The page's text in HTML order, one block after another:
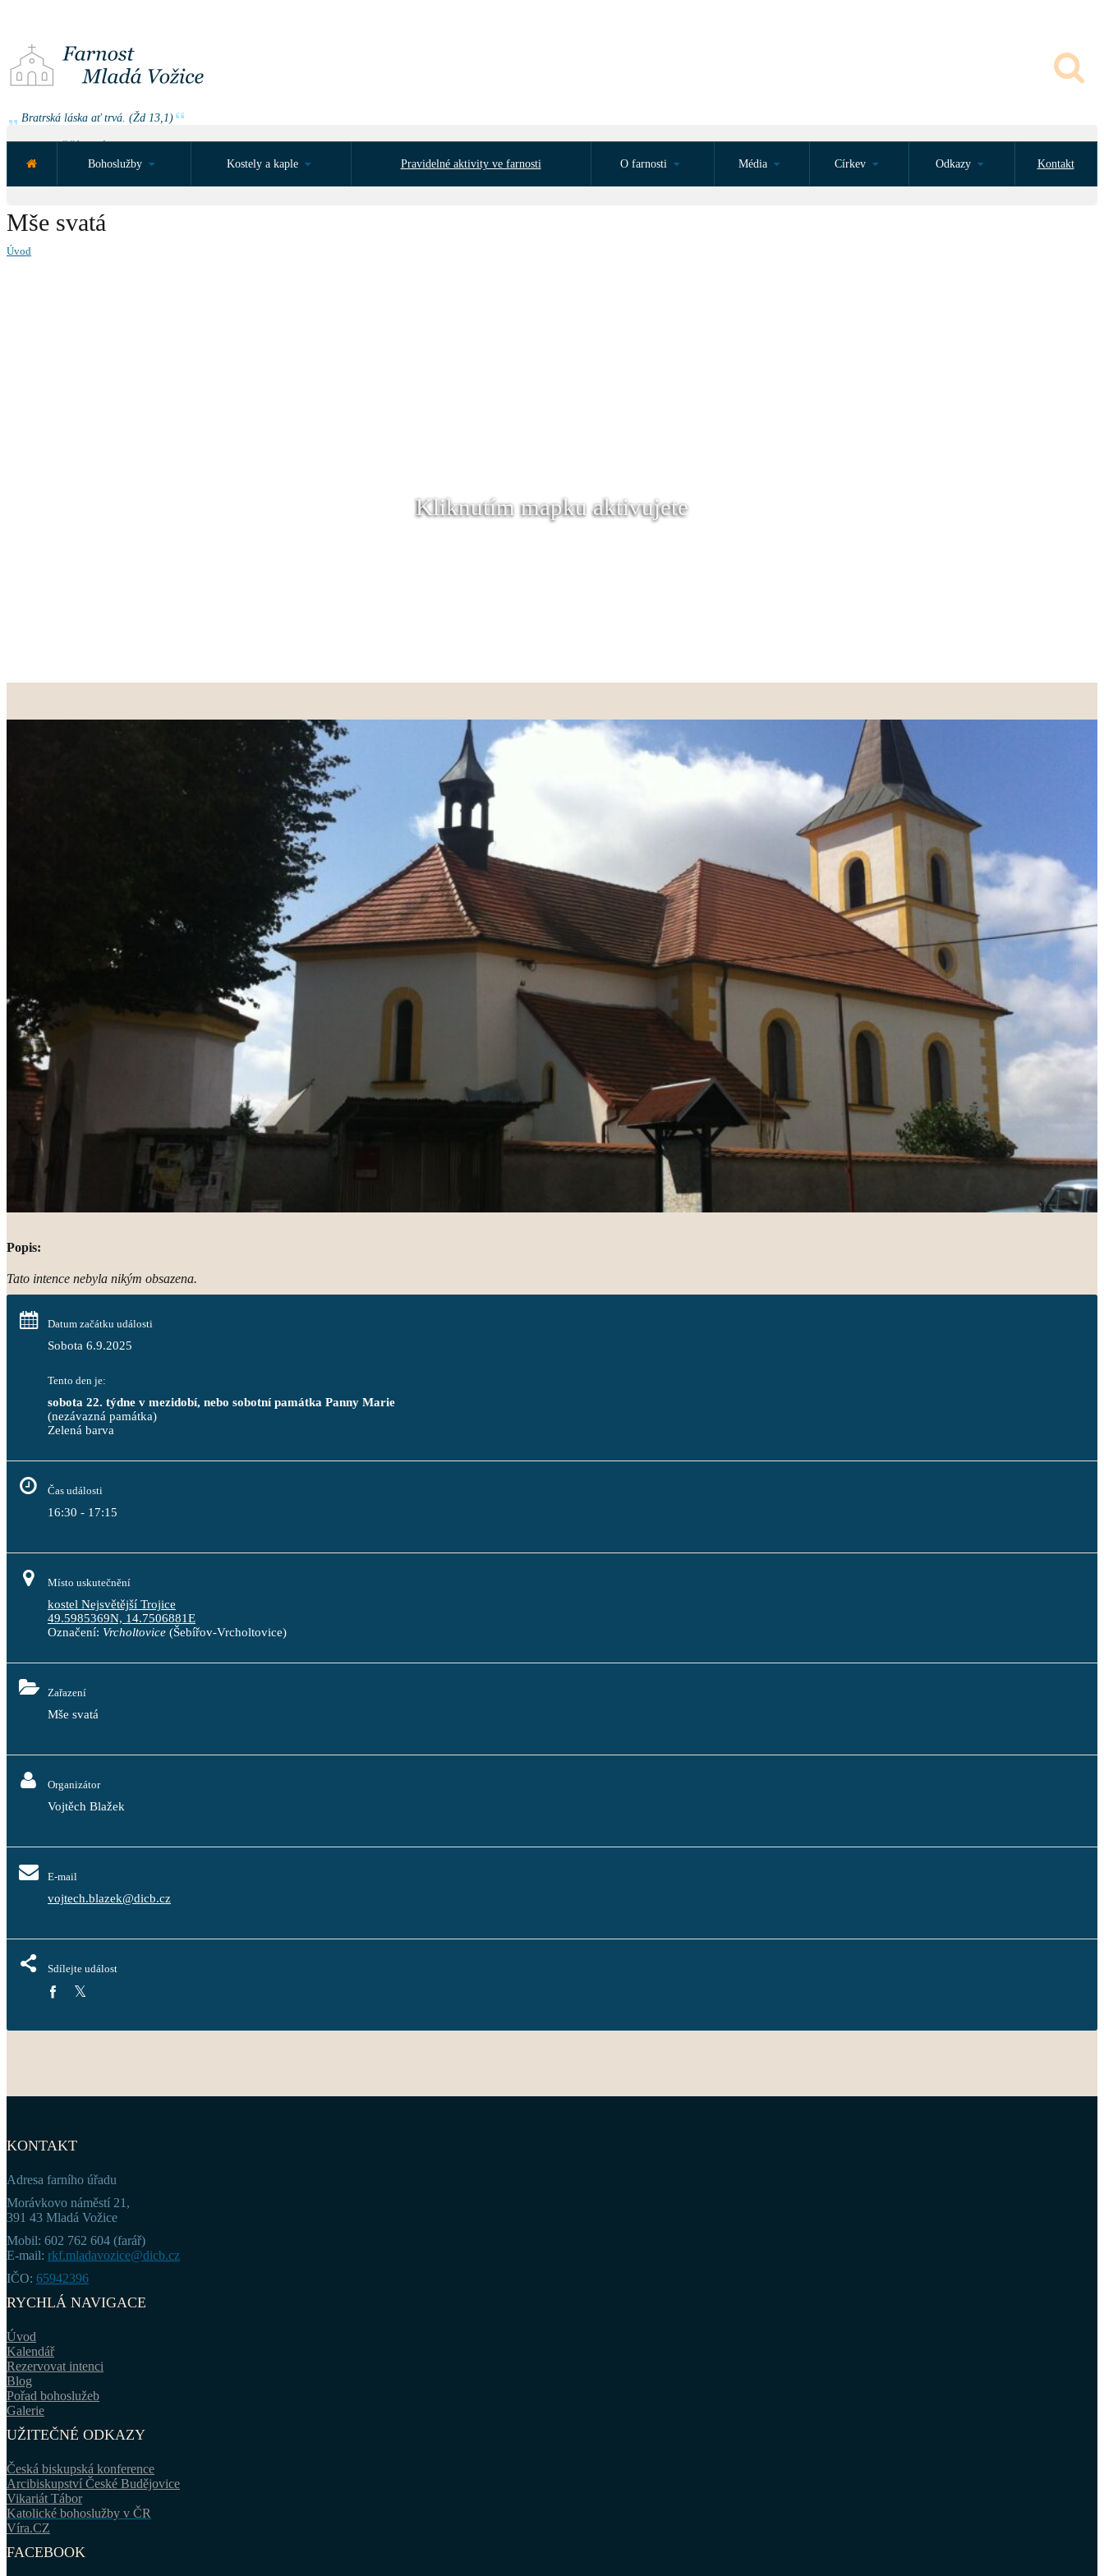
Bratrská láska ať trvá. (Žd 13,1)
Bohoslužby
Kostely a kaple Pravidelné aktivity ve farnosti O farnosti Média Církev Odkazy Kontakt
Mše svatá
Úvod
Kliknutím mapku aktivujete
Popis:
Tato intence nebyla nikým obsazena.
Datum začátku události
Sobota 6.9.2025
Tento den je:
sobota 22. týdne v mezidobí, nebo sobotní památka Panny Marie
(nezávazná památka)
Zelená barva
Čas události
16:30 - 17:15
Místo uskutečnění
kostel Nejsvětější Trojice
49.5985369N, 14.7506881E
Označení: Vrcholtovice (Šebířov-Vrcholtovice)
Zařazení
Mše svatá
Organizátor
Vojtěch Blažek
E-mail
vojtech.blazek@dicb.cz
Sdílejte událost
KONTAKT
Adresa farního úřadu
Morávkovo náměstí 21,
391 43 Mladá Vožice
Mobil: 602 762 604 (farář)
E-mail: rkf.mladavozice@dicb.cz
IČO: 65942396
RYCHLÁ NAVIGACE
Úvod
Kalendář
Rezervovat intenci
Blog
Pořad bohoslužeb
Galerie
UŽITEČNÉ ODKAZY
Česká biskupská konference
Arcibiskupství České Budějovice
Vikariát Tábor
Katolické bohoslužby v ČR
Víra.CZ
FACEBOOK